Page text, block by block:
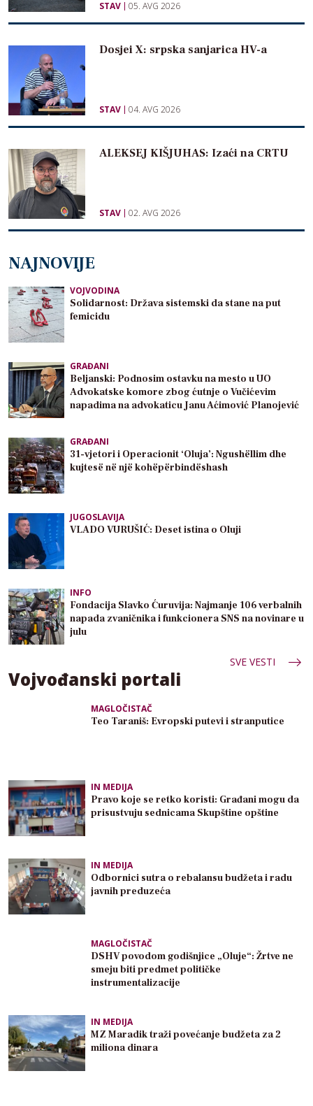
STAV 05. AVG 2026
Dosjei X: srpska sanjarica HV-a
STAV 04. AVG 2026
ALEKSEJ KIŠJUHAS: Izaći na CRTU
STAV 02. AVG 2026
NAJNOVIJE
VOJVODINA
Solidarnost: Država sistemski da stane na put
femicidu
GRAĐANI
Beljanski: Podnosim ostavku na mesto u UO
Advokatske komore zbog ćutnje o Vučićevim
napadima na advokaticu Janu Aćimović Planojević
GRAĐANI
31-vjetori i Operacionit ‘Oluja’: Ngushëllim dhe
kujtesë në një kohëpërbindëshash
JUGOSLAVIJA
VLADO VURUŠIĆ: Deset istina o Oluji
INFO
Fondacija Slavko Ćuruvija: Najmanje 106 verbalnih
napada zvaničnika i funkcionera SNS na novinare u
julu
SVE VESTI
Vojvođanski portali
MAGLOČISTAČ
Teo Taraniš: Evropski putevi i stranputice
IN MEDIJA
Pravo koje se retko koristi: Građani mogu da
prisustvuju sednicama Skupštine opštine
IN MEDIJA
Odbornici sutra o rebalansu budžeta i radu
javnih preduzeća
MAGLOČISTAČ
DSHV povodom godišnjice „Oluje“: Žrtve ne
smeju biti predmet političke
instrumentalizacije
IN MEDIJA
MZ Maradik traži povećanje budžeta za 2
miliona dinara